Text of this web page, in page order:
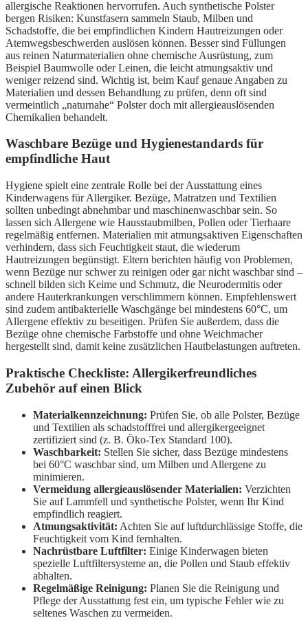
allergische Reaktionen hervorrufen. Auch synthetische Polster
bergen Risiken: Kunstfasern sammeln Staub, Milben und
Schadstoffe, die bei empfindlichen Kindern Hautreizungen oder
Atemwegsbeschwerden auslösen können. Besser sind Füllungen
aus reinen Naturmaterialien ohne chemische Ausrüstung, zum
Beispiel Baumwolle oder Leinen, die leicht atmungsaktiv und
weniger reizend sind. Wichtig ist, beim Kauf genaue Angaben zu
Materialien und dessen Behandlung zu prüfen, denn oft sind
vermeintlich „naturnahe“ Polster doch mit allergieauslösenden
Chemikalien behandelt.
Waschbare Bezüge und Hygienestandards für
empfindliche Haut
Hygiene spielt eine zentrale Rolle bei der Ausstattung eines
Kinderwagens für Allergiker. Bezüge, Matratzen und Textilien
sollten unbedingt abnehmbar und maschinenwaschbar sein. So
lassen sich Allergene wie Hausstaubmilben, Pollen oder Tierhaare
regelmäßig entfernen. Materialien mit atmungsaktiven Eigenschaften
verhindern, dass sich Feuchtigkeit staut, die wiederum
Hautreizungen begünstigt. Eltern berichten häufig von Problemen,
wenn Bezüge nur schwer zu reinigen oder gar nicht waschbar sind –
schnell bilden sich Keime und Schmutz, die Neurodermitis oder
andere Hauterkrankungen verschlimmern können. Empfehlenswert
sind zudem antibakterielle Waschgänge bei mindestens 60°C, um
Allergene effektiv zu beseitigen. Prüfen Sie außerdem, dass die
Bezüge ohne chemische Farbstoffe und ohne Weichmacher
hergestellt sind, damit keine zusätzlichen Hautbelastungen auftreten.
Praktische Checkliste: Allergikerfreundliches
Zubehör auf einen Blick
Materialkennzeichnung: Prüfen Sie, ob alle Polster, Bezüge
und Textilien als schadstofffrei und allergikergeeignet
zertifiziert sind (z. B. Öko-Tex Standard 100).
Waschbarkeit: Stellen Sie sicher, dass Bezüge mindestens
bei 60°C waschbar sind, um Milben und Allergene zu
minimieren.
Vermeidung allergieauslösender Materialien: Verzichten
Sie auf Lammfell und synthetische Polster, wenn Ihr Kind
empfindlich reagiert.
Atmungsaktivität: Achten Sie auf luftdurchlässige Stoffe, die
Feuchtigkeit vom Kind fernhalten.
Nachrüstbare Luftfilter: Einige Kinderwagen bieten
spezielle Luftfiltersysteme an, die Pollen und Staub effektiv
abhalten.
Regelmäßige Reinigung: Planen Sie die Reinigung und
Pflege der Ausstattung fest ein, um typische Fehler wie zu
seltenes Waschen zu vermeiden.